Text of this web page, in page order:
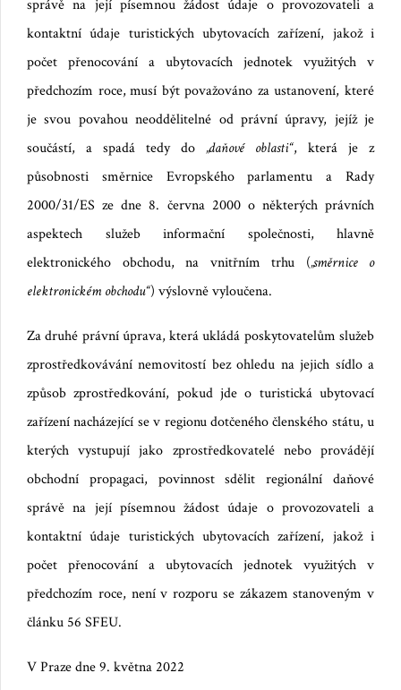
správě na její písemnou žádost údaje o provozovateli a
kontaktní údaje turistických ubytovacích zařízení, jakož i
počet přenocování a ubytovacích jednotek využitých v
předchozím roce, musí být považováno za ustanovení, které
je svou povahou neoddělitelné od právní úpravy, jejíž je
součástí, a spadá tedy do „daňové oblasti“, která je z
působnosti směrnice Evropského parlamentu a Rady
2000/31/ES ze dne 8. června 2000 o některých právních
aspektech služeb informační společnosti, hlavně
elektronického obchodu, na vnitřním trhu („směrnice o
elektronickém obchodu“) výslovně vyloučena.
Za druhé právní úprava, která ukládá poskytovatelům služeb
zprostředkovávání nemovitostí bez ohledu na jejich sídlo a
způsob zprostředkování, pokud jde o turistická ubytovací
zařízení nacházející se v regionu dotčeného členského státu, u
kterých vystupují jako zprostředkovatelé nebo provádějí
obchodní propagaci, povinnost sdělit regionální daňové
správě na její písemnou žádost údaje o provozovateli a
kontaktní údaje turistických ubytovacích zařízení, jakož i
počet přenocování a ubytovacích jednotek využitých v
předchozím roce, není v rozporu se zákazem stanoveným v
článku 56 SFEU.
V Praze dne 9. května 2022